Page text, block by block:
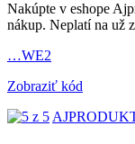
Nakúpte v eshope
nákup. Neplatí na už
…WE2
Zobraziť kód